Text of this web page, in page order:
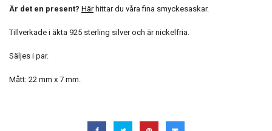
Är det en present? Här hittar du våra fina smyckesaskar.
Tillverkade i äkta 925 sterling silver och är nickelfria.
Säljes i par.
Mått: 22 mm x 7 mm.